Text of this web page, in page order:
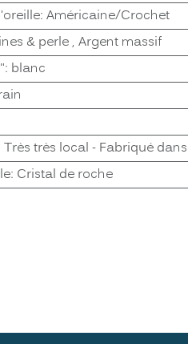
: Américaine/Crochet
& perle, Argent massif
: blanc
Très très local - Fabriqué
: Cristal de roche